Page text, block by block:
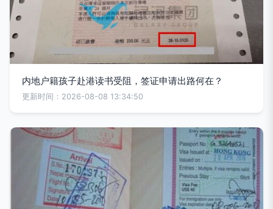
内地户籍孩子赴港读书受阻，签证申请出路何在？
更新时间：2026-08-08 13:34:50